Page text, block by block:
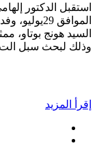
استقبل الدكتور
الموافق
السيد هونج بوتاو،
وذلك لبحث سبل الت
إقرأ المزيد